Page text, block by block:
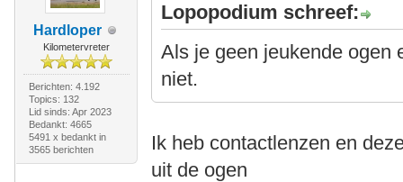
Hardloper
Kilometervreter
Berichten: 4.192
Topics: 132
Lid sinds: Apr 2023
Bedankt: 4665
5491 x bedankt in
3565 berichten
Lopopodium schreef:
Als je geen jeukende ogen
niet.
Ik heb contactlenzen en
uit de ogen